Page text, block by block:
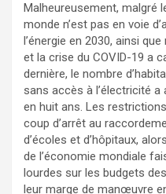
Malheureusement, malgré
monde n’est pas en voie
l’énergie en 2030, ainsi
et la crise du COVID-19 a
dernière, le nombre
sans accès à l’électricité
en huit ans. Les
coup d’arrêt au
d’écoles et d’hôpitaux,
de l’économie mondiale
lourdes sur les budgets
leur marge de manœuvre